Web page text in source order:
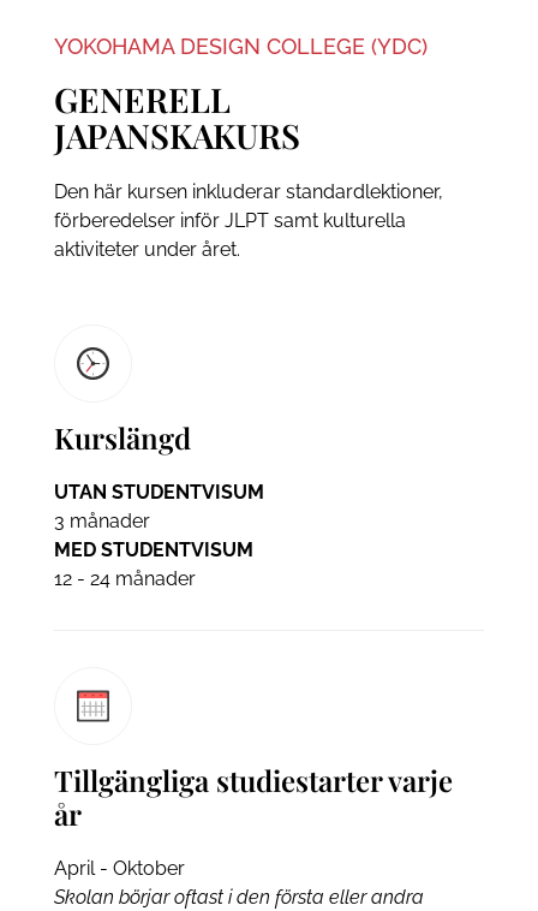
YOKOHAMA DESIGN COLLEGE (YDC)
GENERELL
JAPANSKAKURS
Den här kursen inkluderar standardlektioner,
förberedelser inför JLPT samt kulturella
aktiviteter under året.
Kurslängd
UTAN STUDENTVISUM
3 månader
MED STUDENTVISUM
12 - 24 månader
Tillgängliga studiestarter varje
år
April - Oktober
Skolan börjar oftast i den första eller andra